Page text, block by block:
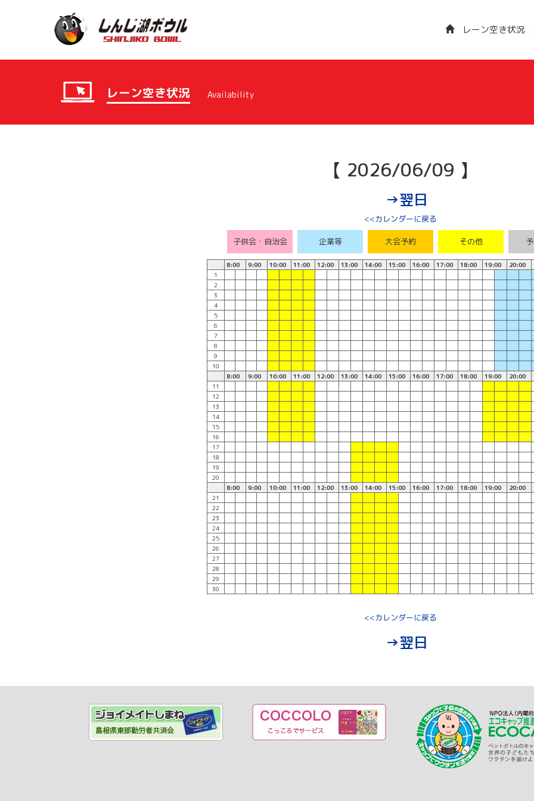
レーン空き状況
レーン空き状況 Availability
【 2026/06/09 】
→翌日
<<カレンダーに戻る
子供会・自治会 企業等 大会予約 その他
8:00 9:00 10:00 11:00 12:00 13:00 14:00 15:00 16:00 17:00 18:00 19:00 20:00
1
2
3
4
5
6
7
8
9
10
8:00
9:00 10:00 11:00 12:00 13:00 14:00 15:00 16:00 17:00 18:00 19:00 20:00
11
12
13
14
15
16
17
18
19
20
8:00
9:00 10:00 11:00 12:00 13:00 14:00 15:00 16:00 17:00 18:00 19:00 20:00
21
22
23
24
25
26
27
28
29
30
<<カレンダーに戻る
→翌日